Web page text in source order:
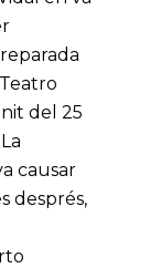
del 25
causar
després,